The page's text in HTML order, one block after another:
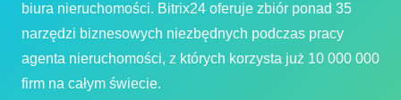
biura nieruchomości. Bitrix24 oferuje zbiór ponad 35
narzędzi biznesowych niezbędnych podczas pracy
agenta nieruchomości, z których korzysta już 10 000 000
firm na całym świecie.